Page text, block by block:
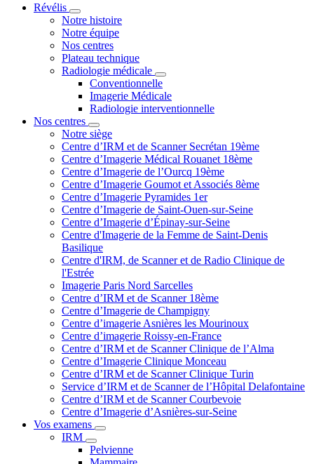
Révélis
Notre histoire
Notre équipe
Nos centres
Plateau technique
Radiologie médicale
Conventionnelle
Imagerie Médicale
Radiologie interventionnelle
Nos centres
Notre siège
Centre d’IRM et de Scanner Secrétan 19ème
Centre d’Imagerie Médical Rouanet 18ème
Centre d’Imagerie de l’Ourcq 19ème
Centre d’Imagerie Goumot et Associés 8ème
Centre d’Imagerie Pyramides 1er
Centre d’Imagerie de Saint-Ouen-sur-Seine
Centre d’Imagerie d’Épinay-sur-Seine
Centre d'Imagerie de la Femme de Saint-Denis
Basilique
Centre d'IRM, de Scanner et de Radio Clinique de
l'Estrée
Imagerie Paris Nord Sarcelles
Centre d’IRM et de Scanner 18ème
Centre d’Imagerie de Champigny
Centre d’imagerie Asnières les Mourinoux
Centre d’imagerie Roissy-en-France
Centre d’IRM et de Scanner Clinique de l’Alma
Centre d’Imagerie Clinique Monceau
Centre d’IRM et de Scanner Clinique Turin
Service d’IRM et de Scanner de l’Hôpital Delafontaine
Centre d’IRM et de Scanner Courbevoie
Centre d’Imagerie d’Asnières-sur-Seine
Vos examens
IRM
Pelvienne